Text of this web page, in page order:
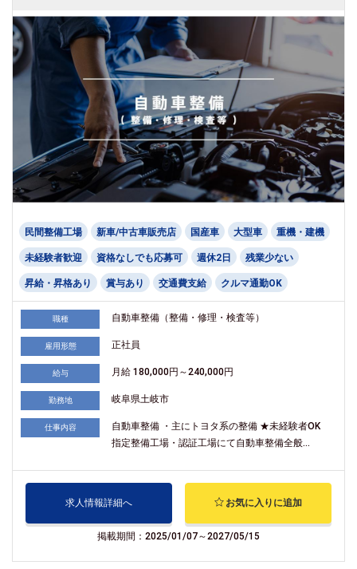
民間整備工場 新車/中古車販売店 国産車 大型車 重機・建機
未経験者歓迎 資格なしでも応募可 週休2日 残業少ない
昇給・昇格あり 賞与あり 交通費支給 クルマ通勤OK
職種 自動車整備（整備・修理・検査等）
雇用形態 正社員
給与 月給 180,000円～240,000円
勤務地 岐阜県土岐市
仕事内容
自動車整備 ・主にトヨタ系の整備 ★未経験者OK
指定整備工場・認証工場にて自動車整備全般...
求人情報詳細へ お気に入りに追加
掲載期間：2025/01/07～2027/05/15